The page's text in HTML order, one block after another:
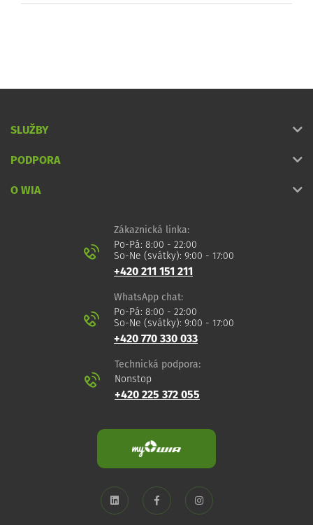
SLUŽBY
PODPORA
O WIA
Zákaznická linka:
Po-Pá: 8:00 - 22:00
So-Ne (svátky): 9:00 - 17:00
+420 211 151 211
WhatsApp chat:
Po-Pá: 8:00 - 22:00
So-Ne (svátky): 9:00 - 17:00
+420 770 330 033
Technická podpora:
Nonstop
+420 225 372 055